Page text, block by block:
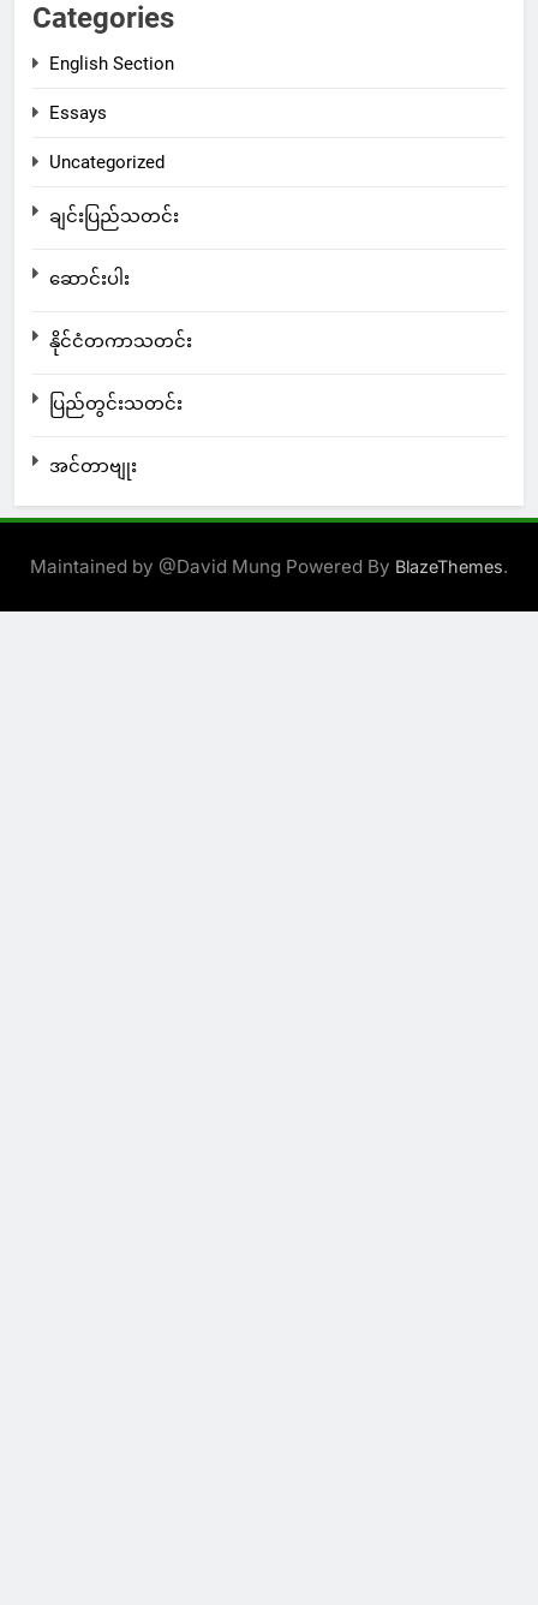
Categories
English Section
Essays
Uncategorized
ချင်းပြည်သတင်း
ဆောင်းပါး
နိုင်ငံတကာသတင်း
ပြည်တွင်းသတင်း
အင်တာဗျုး
Maintained by @David Mung Powered By BlazeThemes.